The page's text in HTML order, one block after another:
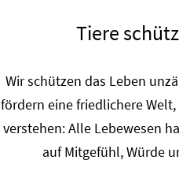
Tiere
Wir schützen das Leben
fördern eine friedlichere
verstehen: Alle Lebewesen
auf Mitgefühl, Würde